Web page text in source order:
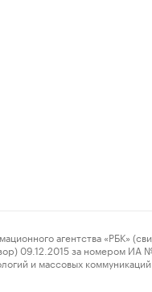
агентства «РБК»
09.12.2015 за номером ИА
и массовых